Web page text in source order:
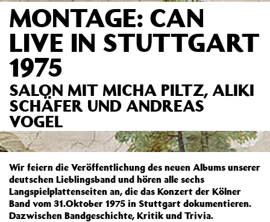
MONTAGE: CAN
LIVE IN STUTTGART
1975
SALON MIT MICHA PILTZ, ALIKI
SCHÄFER UND ANDREAS
VOGEL
Wir feiern die Veröffentlichung des neuen Albums unserer
deutschen Lieblingsband und hören alle sechs
Langspielplattenseiten an, die das Konzert der Kölner
Band vom 31.Oktober 1975 in Stuttgart dokumentieren.
Dazwischen Bandgeschichte, Kritik und Trivia.